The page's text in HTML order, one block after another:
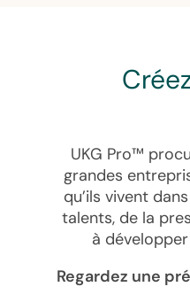
UKG Pro™
grandes
qu’ils vivent
talents, de la
à
Regardez une